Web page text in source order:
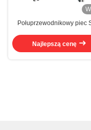
Połuprzewodnikowy piec
Najlepszą cenę